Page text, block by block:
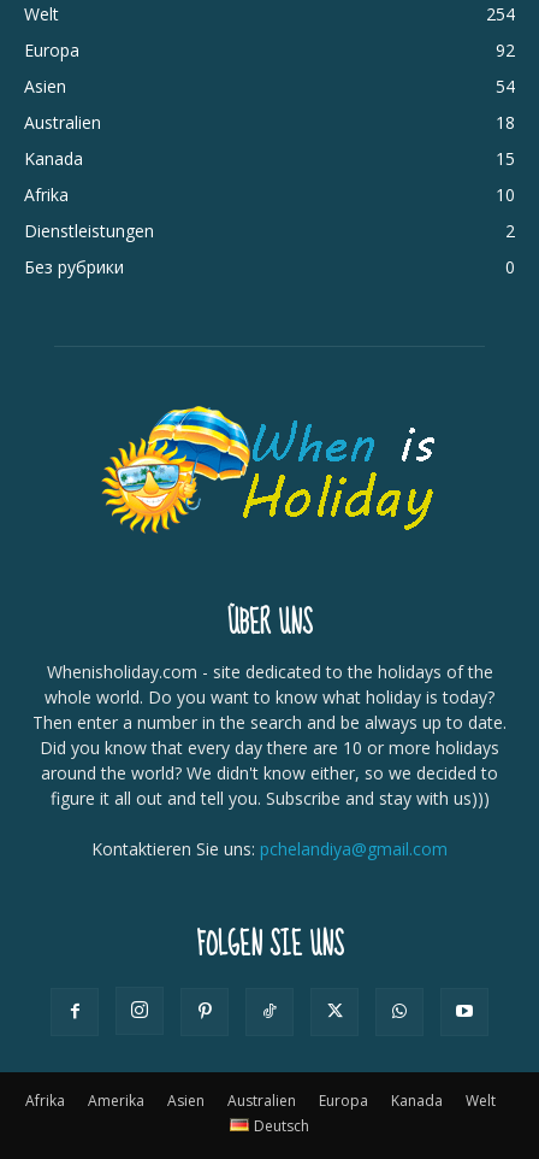
Welt
254
Europa
92
Asien
54
Australien
18
Kanada
15
Afrika
10
Dienstleistungen
2
Без рубрики
0
ÜBER UNS
Whenisholiday.com - site dedicated to the holidays of the
whole world. Do you want to know what holiday is today?
Then enter a number in the search and be always up to date.
Did you know that every day there are 10 or more holidays
around the world? We didn't know either, so we decided to
figure it all out and tell you. Subscribe and stay with us)))
Kontaktieren Sie uns: pchelandiya@gmail.com
FOLGEN SIE UNS
Afrika Amerika Asien Australien Europa Kanada
Welt
Deutsch